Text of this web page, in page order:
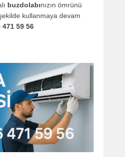
buzdolabınızın ömrünü
kullanmaya devam
59 56